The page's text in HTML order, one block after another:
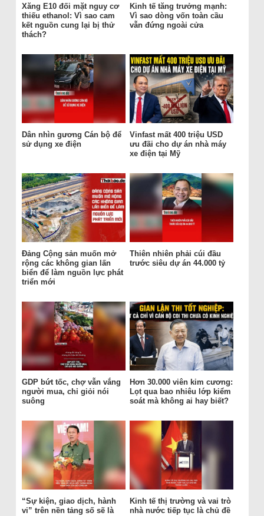
Xăng E10 đối mặt nguy cơ
thiếu ethanol: Vì sao cam
kết nguồn cung lại bị thử
thách?
Kinh tế tăng trưởng mạnh:
Vì sao dòng vốn toàn cầu
vẫn đứng ngoài cửa
Dân nhìn gương Cán bộ để
sử dụng xe điện
Vinfast mất 400 triệu USD
ưu đãi cho dự án nhà máy
xe điện tại Mỹ
Đảng Cộng sản muốn mở
rộng các không gian lấn
biển để làm nguồn lực phát
triển mới
Thiên nhiên phải cúi đầu
trước siêu dự án 44.000 tỷ
GDP bứt tốc, chợ vẫn vắng
người mua, chỉ giỏi nói
suông
Hơn 30.000 viên kim cương:
Lọt qua bao nhiêu lớp kiểm
soát mà không ai hay biết?
“Sự kiện, giao dịch, hành
vi” trên nền tảng số sẽ là
Kinh tế thị trường và vai trò
nhà nước tiếp tục là chủ đề